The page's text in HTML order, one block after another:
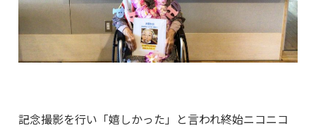
記念撮影を行い「嬉しかった」と言われ終始ニコニコ